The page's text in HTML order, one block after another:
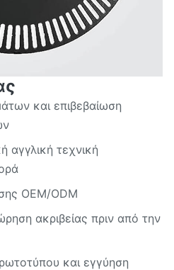
και επιβεβαίωση
αγγλική τεχνική
OEM/ODM
ακριβείας πριν από την
και εγγύηση